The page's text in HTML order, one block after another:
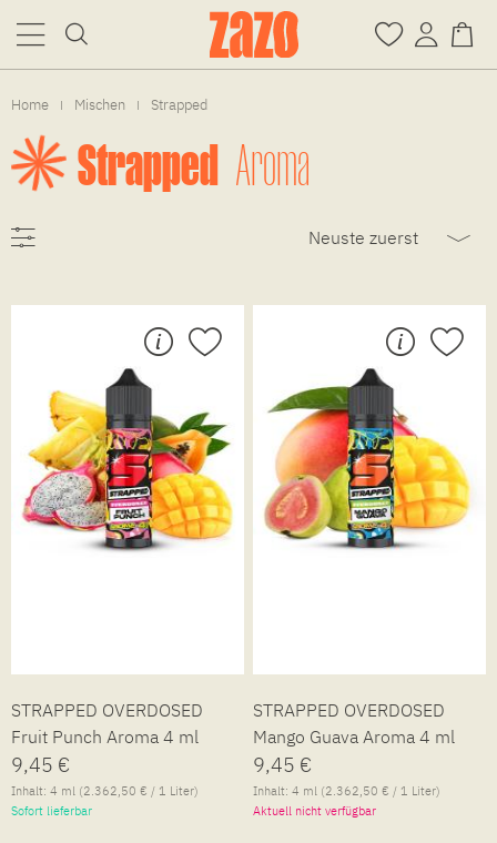
Home | Mischen | Strapped
Strapped Aroma
STRAPPED OVERDOSED
Fruit Punch Aroma 4 ml
9,45 €
Inhalt:4 ml (2.362,50 € / 1 Liter)
Sofort lieferbar
STRAPPED OVERDOSED
Mango Guava Aroma 4 ml
9,45 €
Inhalt:4 ml (2.362,50 € / 1 Liter)
Aktuell nicht verfügbar